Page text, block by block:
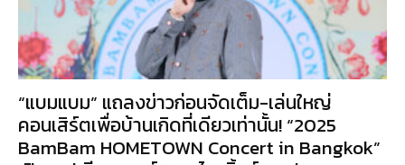
“แบมแบม” แถลงข่าวก่อนจัดเต็ม-เล่นใหญ่
คอนเสิร์ตเพื่อบ้านเกิดที่เดียวเท่านั้น! “2025
BamBam HOMETOWN Concert in Bangkok”